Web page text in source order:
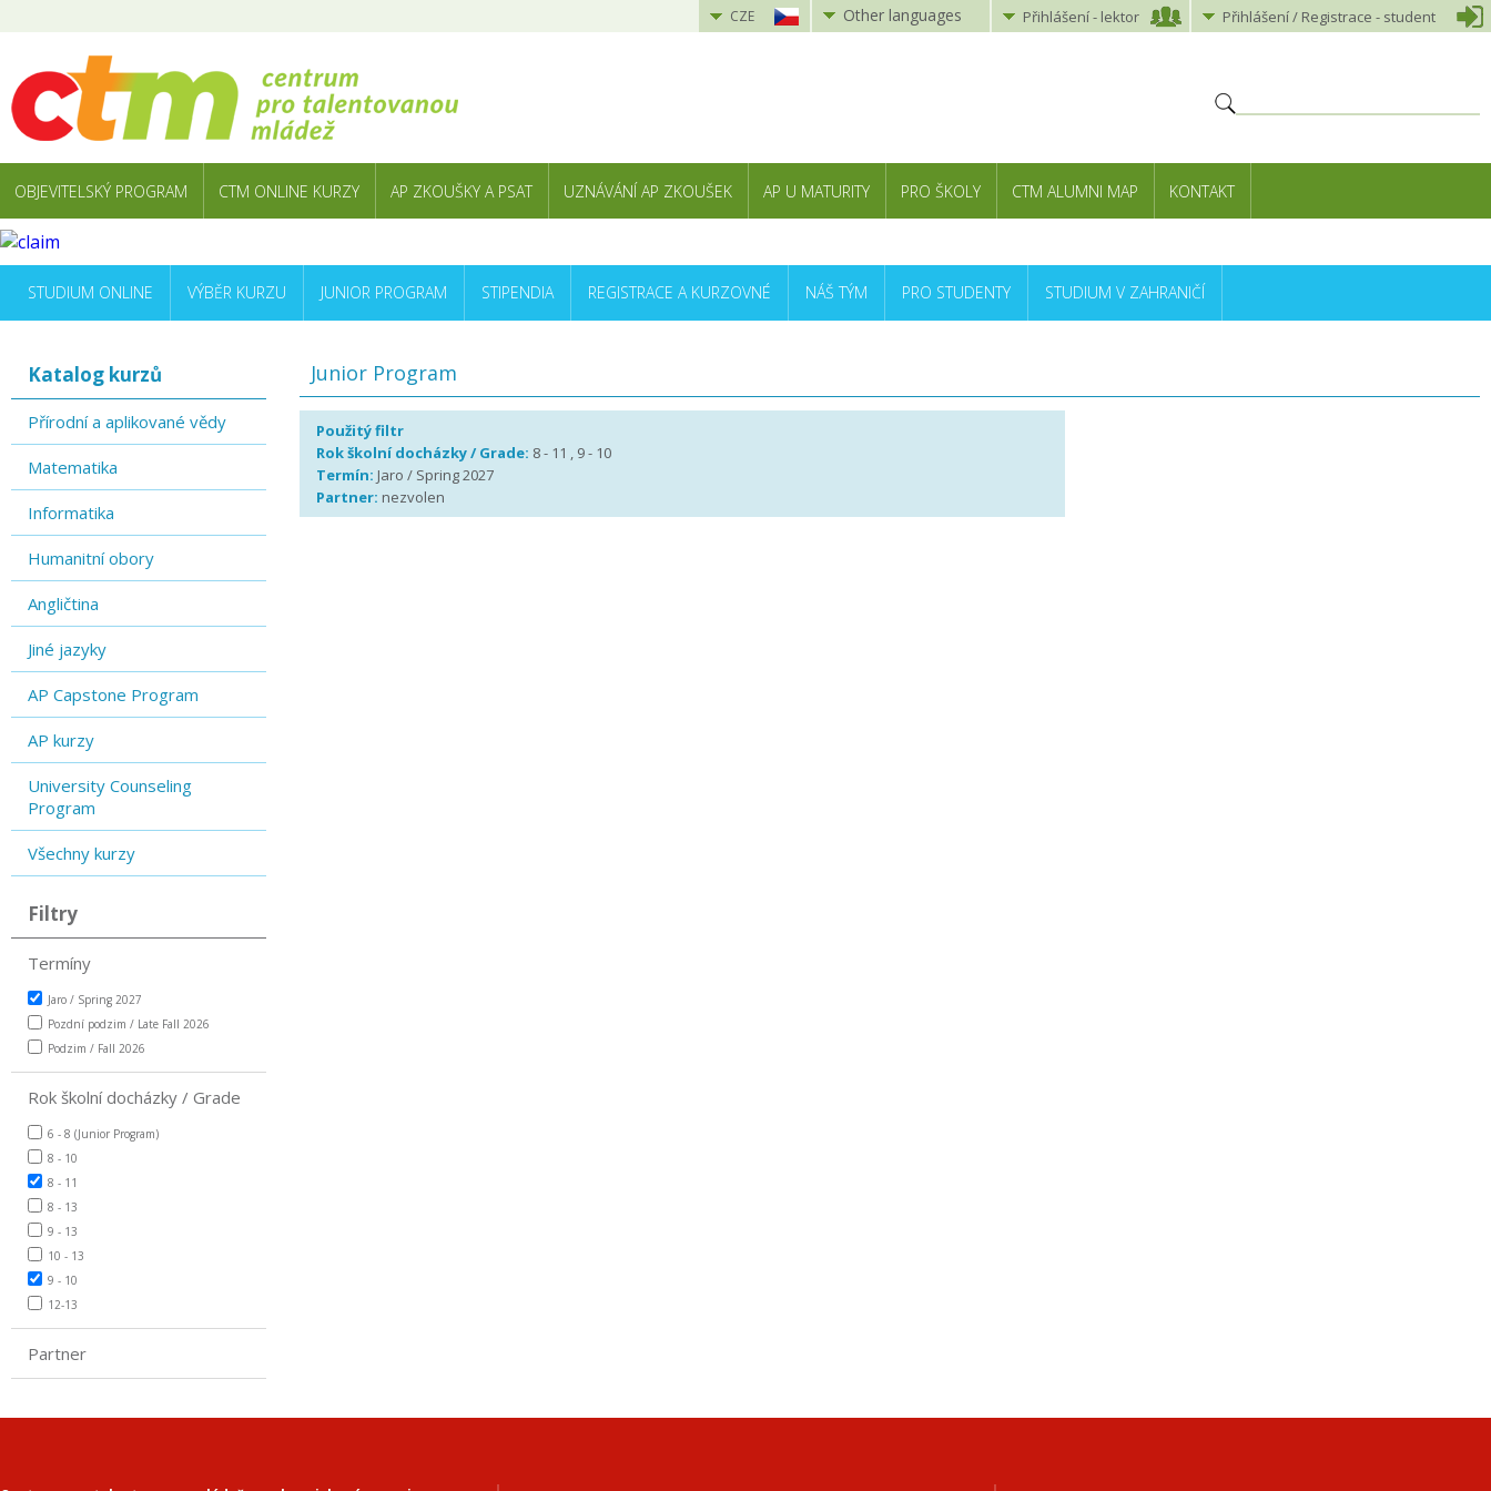
CZE Other languages Přihlášení- lektor Přihlášení/ Registrace - student
OBJEVITELSKÝ PROGRAM CTM ONLINE KURZY AP ZKOUŠKY A PSAT UZNÁVÁNÍ AP ZKOUŠEK AP U MATURITY PRO ŠKOLY CTM ALUMNI MAP KONTAKT
STUDIUM ONLINE VÝBĚR KURZU JUNIOR PROGRAM STIPENDIA REGISTRACE A KURZOVNÉ NÁŠ TÝM PRO STUDENTY STUDIUM V ZAHRANIČÍ
Katalog kurzů
Přírodní a aplikované vědy
Matematika
Informatika
Humanitní obory
Angličtina
Jiné jazyky
AP Capstone Program
AP kurzy
University Counseling
Program
Všechny kurzy
Filtry
Termíny
Jaro / Spring 2027
Pozdní podzim / Late Fall 2026
Podzim / Fall 2026
Rok školní docházky / Grade
6 - 8 (Junior Program)
8 - 10
8 - 11
8 - 13
9 - 13
10 - 13
9 - 10
12-13
Partner
Junior Program
Použitý filtr
Rok školní docházky / Grade: 8 - 11 , 9 - 10
Termín: Jaro / Spring 2027
Partner: nezvolen